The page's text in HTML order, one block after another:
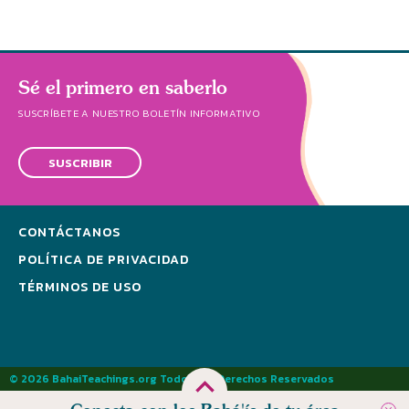
Sé el primero en saberlo
SUSCRÍBETE A NUESTRO BOLETÍN INFORMATIVO
SUSCRIBIR
CONTÁCTANOS
POLÍTICA DE PRIVACIDAD
TÉRMINOS DE USO
© 2026 BahaiTeachings.org Todos los Derechos Reservados